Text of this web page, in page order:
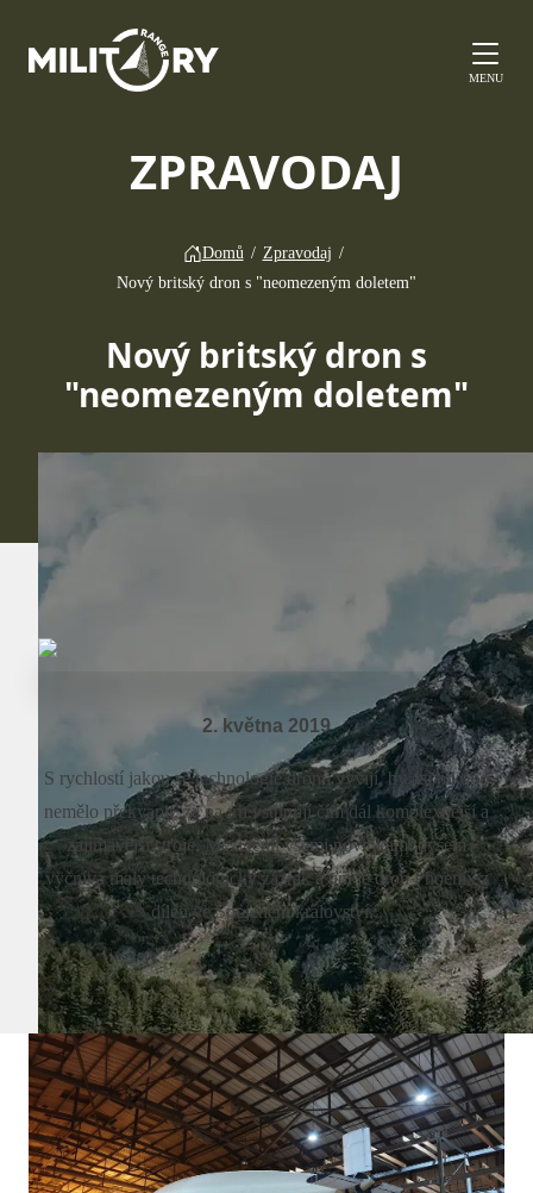
MENU
ZPRAVODAJ
Domů / Zpravodaj /
Nový britský dron s "neomezeným doletem"
Nový britský dron s
"neomezeným doletem"
2. května 2019
S rychlostí jakou se technologie dronů vyvíjí, by asi nikoho
nemělo překvapit, že na trh vstupují čím dál komplexnější a
zajímavější stroje. Mezi těmi všemi novinkami ovšem
vyčnívá malý technologický zázrak a tím je dron Phoenix z
dílen ve Spojeném království...